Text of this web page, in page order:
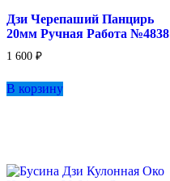
Дзи Черепаший Панцирь
20мм Ручная Работа №4838
1 600 ₽
В корзину